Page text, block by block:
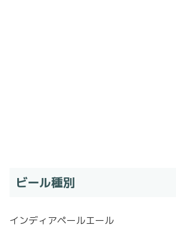
ビール種別
インディアペールエール